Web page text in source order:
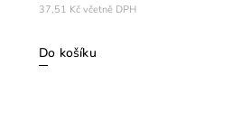
37,51 Kč včetně DPH
Do košíku